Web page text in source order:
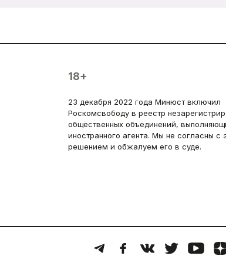
18+
23 декабря 2022 года Минюст включил
Роскомсвободу в реестр
общественных объединений,
иностранного агента. Мы не согласны с
решением и обжалуем его в суде.